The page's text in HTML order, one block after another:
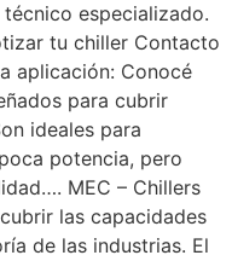
especializado.
tu chiller Contacto
aplicación: Conocé
para cubrir
ideales para
potencia, pero
MEC – Chillers
las capacidades
de las industrias. El